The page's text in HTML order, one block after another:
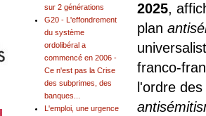
2025,
plan
franco-
l'ordre
sur 2 générations
G20 - L'effondrement
du système
ordolibéral a
commencé en 2006 -
Ce n'est pas la Crise
des subprimes, des
banques...
L'emploi, une urgence